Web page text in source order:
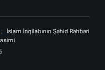
İslam İnqilabının Şəhid Rəhbəri